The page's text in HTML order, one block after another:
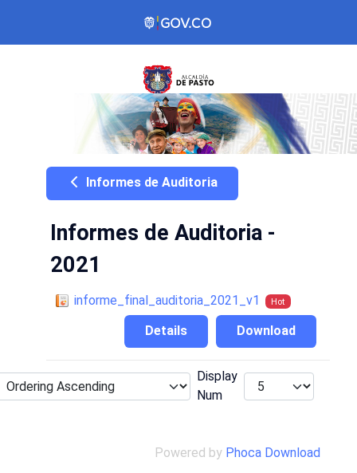
Informes de Auditoria
Informes de Auditoria -
2021
informe_final_auditoria_2021_v1 Hot
Download
Details
Display
Num
Powered by Phoca Download